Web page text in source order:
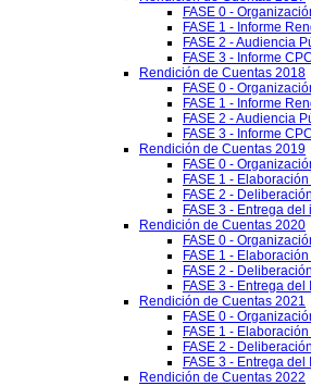
FASE 0 -
FASE 1 - Informe
FASE 2 - Audiencia
FASE 3 - Informe
Rendición de Cuentas 2018
FASE 0 -
FASE 1 - Informe
FASE 2 - Audiencia
FASE 3 - Informe
Rendición de Cuentas 2019
FASE 0 -
FASE 1 -
FASE 2 -
FASE 3 - Entrega
Rendición de Cuentas 2020
FASE 0 -
FASE 1 -
FASE 2 -
FASE 3 - Entrega
Rendición de Cuentas 2021
FASE 0 -
FASE 1 -
FASE 2 -
FASE 3 - Entrega
Rendición de Cuentas 2022